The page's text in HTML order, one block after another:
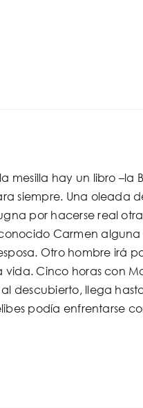
hay un libro –la
siempre. Una oleada
por hacerse real otra
Carmen alguna
Otro hombre irá
Cinco horas con
descubierto, llega
podía enfrentarse